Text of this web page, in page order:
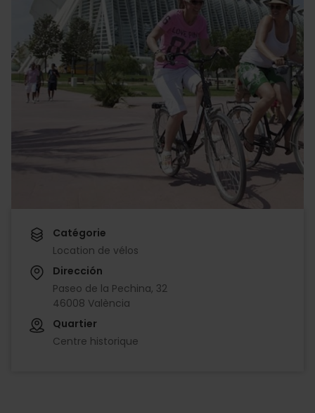
Catégorie
Location de vélos
Dirección
Paseo de la Pechina, 32
46008 València
Quartier
Centre historique